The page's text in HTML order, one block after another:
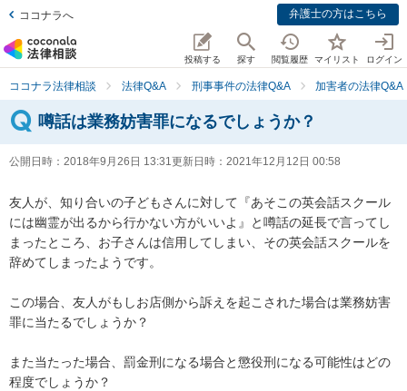
ココナラへ 弁護士の方はこちら
投稿する 探す 閲覧履歴 マイリスト ログイン
ココナラ法律相談 法律Q&A 刑事事件の法律Q&A 加害者の法律Q&A
噂話は業務妨害罪になるでしょうか？
公開日時： 2018年9月26日 13:31更新日時： 2021年12月12日 00:58
友人が、知り合いの子どもさんに対して『あそこの英会話スクール
には幽霊が出るから行かない方がいいよ』と噂話の延長で言ってし
まったところ、お子さんは信用してしまい、その英会話スクールを
辞めてしまったようです。
この場合、友人がもしお店側から訴えを起こされた場合は業務妨害
罪に当たるでしょうか？
また当たった場合、罰金刑になる場合と懲役刑になる可能性はどの
程度でしょうか？